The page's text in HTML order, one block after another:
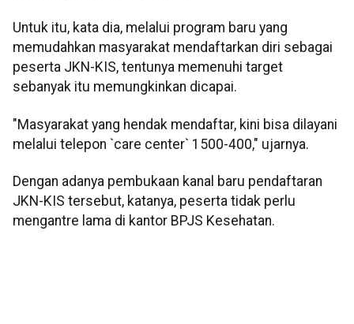
Untuk itu, kata dia, melalui program baru yang
memudahkan masyarakat mendaftarkan diri sebagai
peserta JKN-KIS, tentunya memenuhi target
sebanyak itu memungkinkan dicapai.
"Masyarakat yang hendak mendaftar, kini bisa dilayani
melalui telepon `care center` 1500-400," ujarnya.
Dengan adanya pembukaan kanal baru pendaftaran
JKN-KIS tersebut, katanya, peserta tidak perlu
mengantre lama di kantor BPJS Kesehatan.